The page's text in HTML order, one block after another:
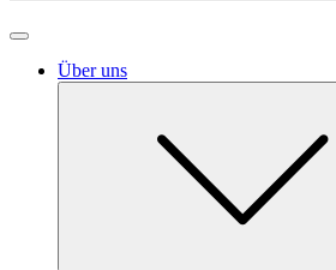
Über uns